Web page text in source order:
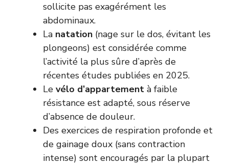
sollicite pas exagérément les
abdominaux.
La natation (nage sur le dos, évitant les
plongeons) est considérée comme
l’activité la plus sûre d’après de
récentes études publiées en 2025.
Le vélo d’appartement à faible
résistance est adapté, sous réserve
d’absence de douleur.
Des exercices de respiration profonde et
de gainage doux (sans contraction
intense) sont encouragés par la plupart